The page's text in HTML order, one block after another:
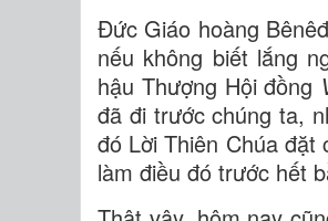
Đức Giáo hoàng
nếu không biết lắng
hậu Thượng Hội đồng
đã đi trước chúng ta,
đó Lời Thiên Chúa đặt
làm điều đó trước hết